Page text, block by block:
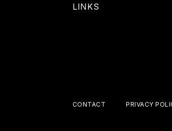
LINKS
CONTACT PRIVACY